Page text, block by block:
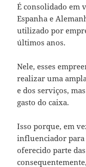
É consolidado em
Espanha e
utilizado por
últimos anos.
Nele, esses
realizar uma
e dos serviços,
gasto do caixa.
Isso porque, em
influenciador para
oferecido parte